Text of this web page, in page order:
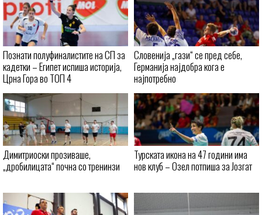
Познати полуфиналистите на СП за
кадетки – Египет испиша историја,
Црна Гора во ТОП 4
Словенија „гази“ се пред себе,
Германија најдобра кога е
најпотребно
Димитриоски прозиваше,
„дробилицата“ почна со тренинзи
Турската икона на 47 години има
нов клуб – Озел потпиша за Јозгат